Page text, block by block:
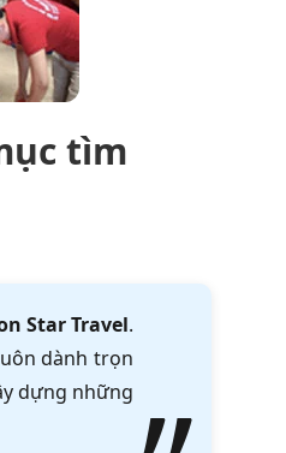
tìm
Star Travel.
dành trọn
dựng những